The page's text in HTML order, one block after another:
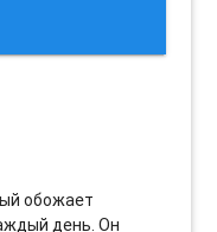
обожает
день. Он